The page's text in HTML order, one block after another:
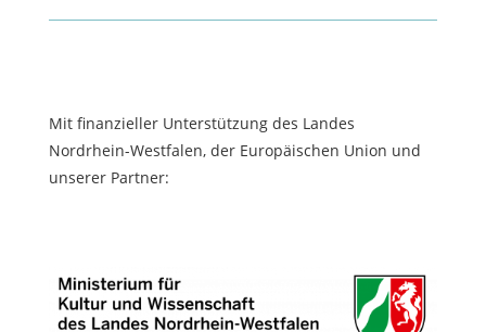
Mit finanzieller Unterstützung des Landes
Nordrhein-Westfalen, der Europäischen Union und
unserer Partner: